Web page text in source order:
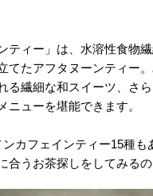
ティー」は、水溶性食物
てたアフタヌーンティー
る繊細な和スイーツ、
ューを堪能できます。
カフェインティー15種
うお茶探しをしてみるの